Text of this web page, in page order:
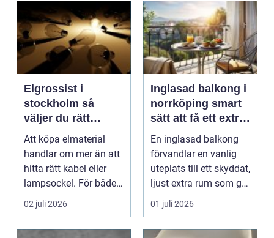
Elgrossist i
stockholm så
väljer du rätt
partner för
elmaterial och
belysning
Att köpa elmaterial
handlar om mer än att
hitta rätt kabel eller
lampsockel. För både
yrkesverksamma...
02 juli 2026
Inglasad balkong i
norrköping smart
sätt att få ett extra
rum
En inglasad balkong
förvandlar en vanlig
uteplats till ett skyddat,
ljust extra rum som går
att anvä...
01 juli 2026